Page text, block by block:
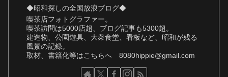
◆昭和探しの全国放浪ブログ◆
喫茶店フォトグラファー。
喫茶訪問は5000店超、ブログ記事も5300超。
建造物、公園遊具、大衆食堂、看板など、昭和が残る
風景の記録。
取材、書籍化等はこちらへ 8080hippie@gmail.com